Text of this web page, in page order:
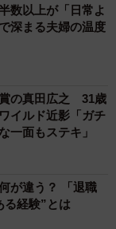
江市学園１丁目
数以上が「日常よ
深まる夫婦の温度
の真田広之 31歳
イルド近影「ガチ
一面もステキ」
が違う？ 「退職
る経験”とは